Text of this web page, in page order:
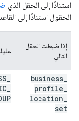
استنادًا إلى الحقل الذي
الحقول استنادًا إلى
إذا ضبطت الحقل
التالي
business
profile
location
set